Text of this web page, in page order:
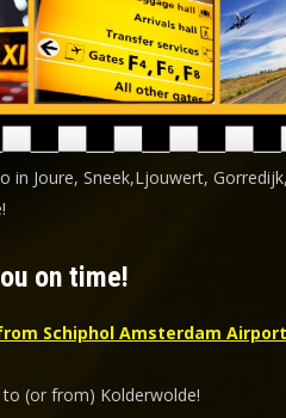
in Joure, Sneek,Ljouwert,
on time!
Schiphol Amsterdam
(or from) Kolderwolde!